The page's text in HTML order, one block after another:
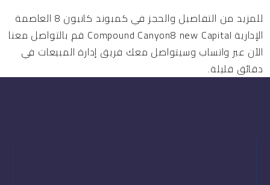
للمزيد من التفاصيل والحجز في كمبوند كانيون 8 العاصمة
الإدارية Compound Canyon8 new Capital قم بالتواصل معنا
الآن عبر واتساب وسيتواصل معك فريق إدارة المبيعات في
دقائق قليلة.